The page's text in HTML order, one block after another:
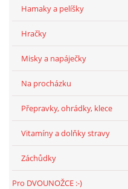
Hamaky a pelíšky
Hračky
Misky a napáječky
Na procházku
Přepravky, ohrádky, klece
Vitamíny a dolňky stravy
Záchůdky
Pro DVOUNOŽCE :-)